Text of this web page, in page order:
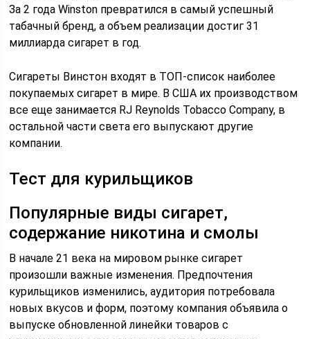
За 2 года Winston превратился в самый успешный
табачный бренд, а объем реализации достиг 31
миллиарда сигарет в год.
Сигареты Винстон входят в ТОП-список наиболее
покупаемых сигарет в мире. В США их производством
все еще занимается RJ Reynolds Tobacco Company, в
остальной части света его выпускают другие
компании.
Тест для курильщиков
Популярные виды сигарет,
содержание никотина и смолы
В начале 21 века на мировом рынке сигарет
произошли важные изменения. Предпочтения
курильщиков изменились, аудитория потребовала
новых вкусов и форм, поэтому компания объявила о
выпуске обновленной линейки товаров с